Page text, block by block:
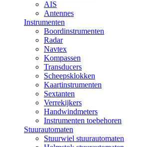
AIS
Antennes
Instrumenten
Boordinstrumenten
Radar
Navtex
Kompassen
Transducers
Scheepsklokken
Kaartinstrumenten
Sextanten
Verrekijkers
Handwindmeters
Instrumenten toebehoren
Stuurautomaten
Stuurwiel stuurautomaten